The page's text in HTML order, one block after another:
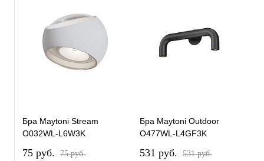
Бра Maytoni Stream
O032WL-L6W3K
75 pуб. 75 pуб.
Бра Maytoni Outdoor
O477WL-L4GF3K
531 pуб. 531 pуб.